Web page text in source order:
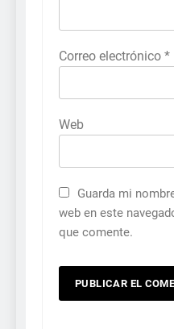
Correo electrónico *
Web
Guarda mi
web en este
que comente.